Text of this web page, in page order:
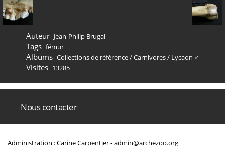
Auteur Jean-Philip Brugal
Tags fémur
Albums Collections de référence/Carnivores/ Lycaon ♂
Visites 13285
Nous contacter
Administration : Carine Carpentier -admin@archezoo.org